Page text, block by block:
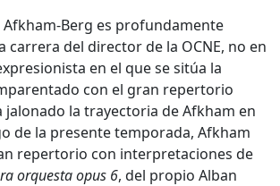
Berg es profundamente
carrera del director de la OCNE, no en
en el que se sitúa la
con el gran repertorio
jalonado la trayectoria de Afkham en
de la presente temporada, Afkham
repertorio con interpretaciones de
orquesta opus 6, del propio Alban